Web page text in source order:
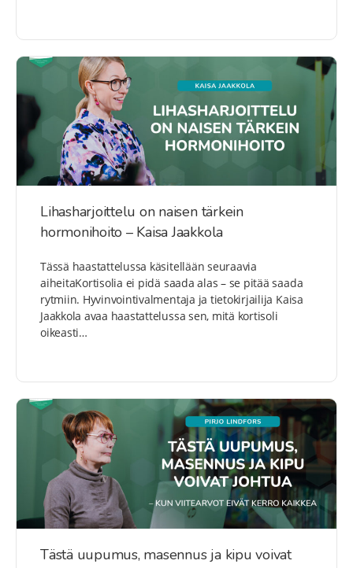
Lihasharjoittelu on naisen tärkein
hormonihoito – Kaisa Jaakkola
Tässä haastattelussa käsitellään seuraavia
aiheitaKortisolia ei pidä saada alas – se pitää saada
rytmiin. Hyvinvointivalmentaja ja tietokirjailija Kaisa
Jaakkola avaa haastattelussa sen, mitä kortisoli
oikeasti…
Tästä uupumus, masennus ja kipu voivat